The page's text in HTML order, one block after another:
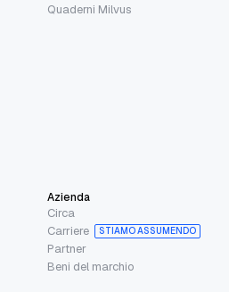
Quaderni Milvus
Azienda
Circa
Carriere
STIAMO ASSUMENDO
Partner
Beni del marchio